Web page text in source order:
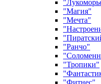
"Магия"
"Мечта"
"Ранчо"
"Тропики"
"Фитнес"